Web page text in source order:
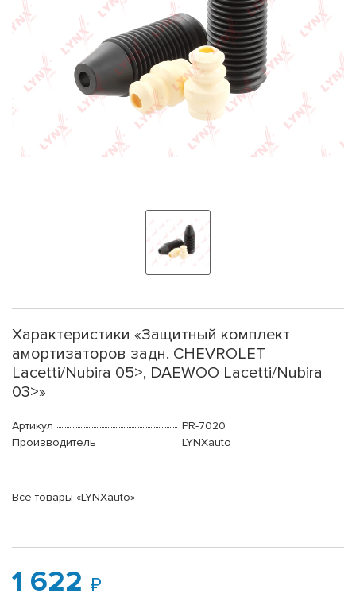
Характеристики «Защитный комплект
амортизаторов задн. CHEVROLET
Lacetti/Nubira 05>, DAEWOO Lacetti/Nubira
03>»
Артикул
PR-7020
Производитель
LYNXauto
Все товары «LYNXauto»
1 622